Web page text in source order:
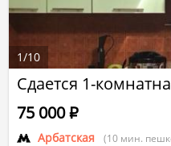
Сдается 1-
Арбатская (10 мин.
75 000Р
1/10